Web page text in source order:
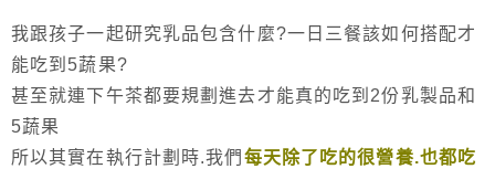
我跟孩子一起研究乳品包含什麼?一日三餐該如何搭配才
能吃到5蔬果?
甚至就連下午茶都要規劃進去才能真的吃到2份乳製品和
5蔬果
所以其實在執行計劃時.我們 每天除了吃的很營養.也都吃